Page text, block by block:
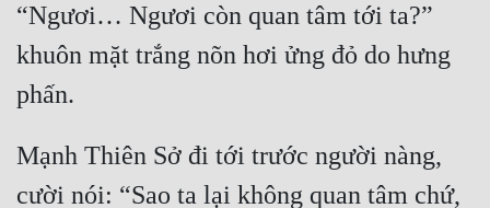
Truyện Nam
Vô Địch Lưu
“Ngươi… Ngươi còn quan tâm tới ta?”
khuôn mặt trắng nõn hơi ửng đỏ do hưng
Mạnh Thiên Sở đi tới trước người nàng,
cười nói: “Sao ta lại không quan tâm chứ,